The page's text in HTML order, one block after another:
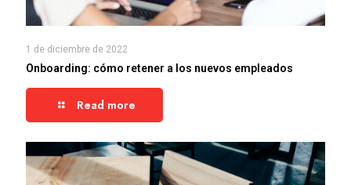
1 de diciembre de 2022
Onboarding: cómo retener a los nuevos empleados
Read more